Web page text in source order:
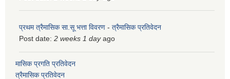
प्रथम त्रैमासिक सा.सू भत्ता विवरण - त्रैमासिक प्रतिवेदन
Post date: 2 weeks 1 dayago
मासिक प्रगति प्रतिवेदन
त्रैमासिक प्रतिवेदन